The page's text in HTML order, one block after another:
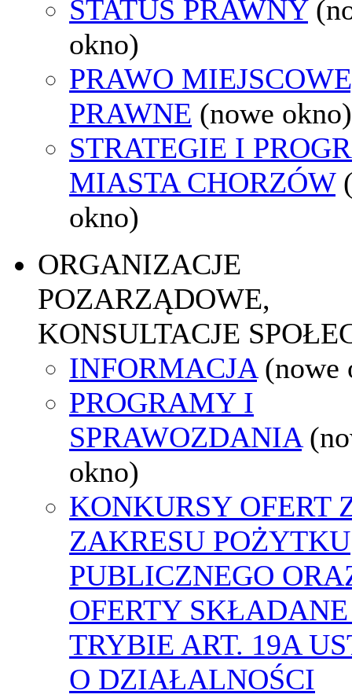
STATUS PRAWNY
okno)
PRAWO
PRAWNE (nowe okno)
STRATEGIE I
MIASTA CHORZÓW
okno)
ORGANIZACJE
POZARZĄDOWE,
KONSULTACJE
INFORMACJA (nowe
PROGRAMY I
SPRAWOZDANIA
okno)
KONKURSY OFERT
ZAKRESU POŻYTKU
PUBLICZNEGO
OFERTY
TRYBIE ART. 19A
O DZIAŁALNOŚCI